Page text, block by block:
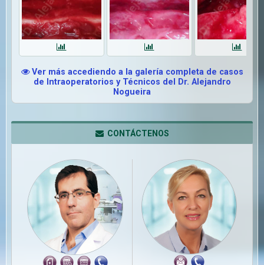
Ver más accediendo a la galería completa de casos
de Intraoperatorios y Técnicos del Dr. Alejandro
Nogueira
CONTÁCTENOS